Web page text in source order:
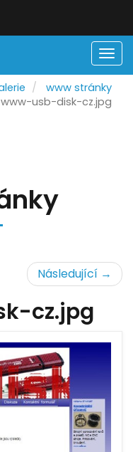
www stránky
www-usb-disk-cz.jpg
Následující →
cz.jpg